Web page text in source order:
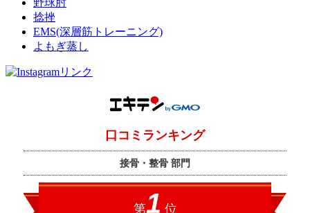
野球肘
捻挫
EMS(深層筋トレーニング)
よもぎ蒸し